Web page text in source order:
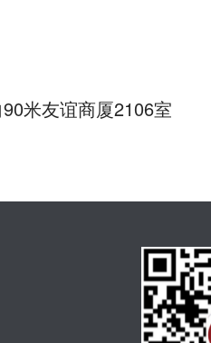
米友谊商厦2106室